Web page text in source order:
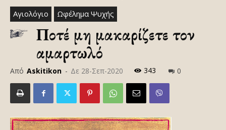
Αγιολόγιο Ωφέλημα Ψυχής
Ποτέ μη μακαρίζετε τον
αμαρτωλό
Από Askitikon - Δε 28-Σεπ-2020 343 0